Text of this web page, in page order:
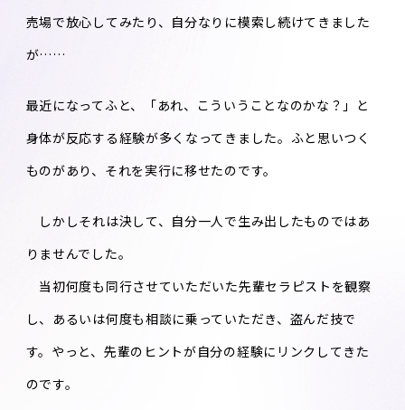
売場で放心してみたり、自分なりに模索し続けてきました
が……
最近になってふと、「あれ、こういうことなのかな？」と
身体が反応する経験が多くなってきました。ふと思いつく
ものがあり、それを実行に移せたのです。
しかしそれは決して、自分一人で生み出したものではあ
りませんでした。
当初何度も同行させていただいた先輩セラピストを観察
し、あるいは何度も相談に乗っていただき、盗んだ技で
す。やっと、先輩のヒントが自分の経験にリンクしてきた
のです。